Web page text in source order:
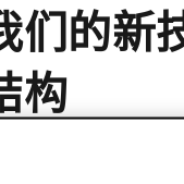
们的新
构
3 日